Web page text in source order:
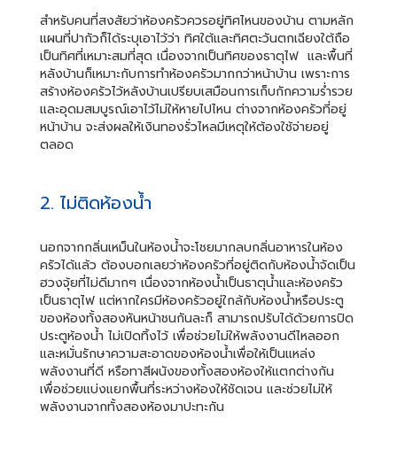
สำหรับคนที่สงสัยว่าห้องครัวควรอยู่ทิศไหนของบ้าน ตามหลัก
แผนที่ปากัวก็ได้ระบุเอาไว้ว่า ทิศใต้และทิศตะวันตกเฉียงใต้ถือ
เป็นทิศที่เหมาะสมที่สุด เนื่องจากเป็นทิศของธาตุไฟ และพื้นที่
หลังบ้านก็เหมาะกับการทำห้องครัวมากกว่าหน้าบ้าน เพราะการ
สร้างห้องครัวไว้หลังบ้านเปรียบเสมือนการเก็บกักความร่ำรวย
และอุดมสมบูรณ์เอาไว้ไม่ให้หายไปไหน ต่างจากห้องครัวที่อยู่
หน้าบ้าน จะส่งผลให้เงินทองรั่วไหลมีเหตุให้ต้องใช้จ่ายอยู่
ตลอด
2. ไม่ติดห้องน้ำ
นอกจากกลิ่นเหม็นในห้องน้ำจะโชยมากลบกลิ่นอาหารในห้อง
ครัวได้แล้ว ต้องบอกเลยว่าห้องครัวที่อยู่ติดกับห้องน้ำจัดเป็น
ฮวงจุ้ยที่ไม่ดีมากๆ เนื่องจากห้องน้ำเป็นธาตุน้ำและห้องครัว
เป็นธาตุไฟ แต่หากใครมีห้องครัวอยู่ใกล้กับห้องน้ำหรือประตู
ของห้องทั้งสองหันหน้าชนกันละก็ สามารถปรับได้ด้วยการปิด
ประตูห้องน้ำ ไม่เปิดทิ้งไว้ เพื่อช่วยไม่ให้พลังงานดีไหลออก
และหมั่นรักษาความสะอาดของห้องน้ำเพื่อให้เป็นแหล่ง
พลังงานที่ดี หรือทาสีผนังของทั้งสองห้องให้แตกต่างกัน
เพื่อช่วยแบ่งแยกพื้นที่ระหว่างห้องให้ชัดเจน และช่วยไม่ให้
พลังงานจากทั้งสองห้องมาปะทะกัน